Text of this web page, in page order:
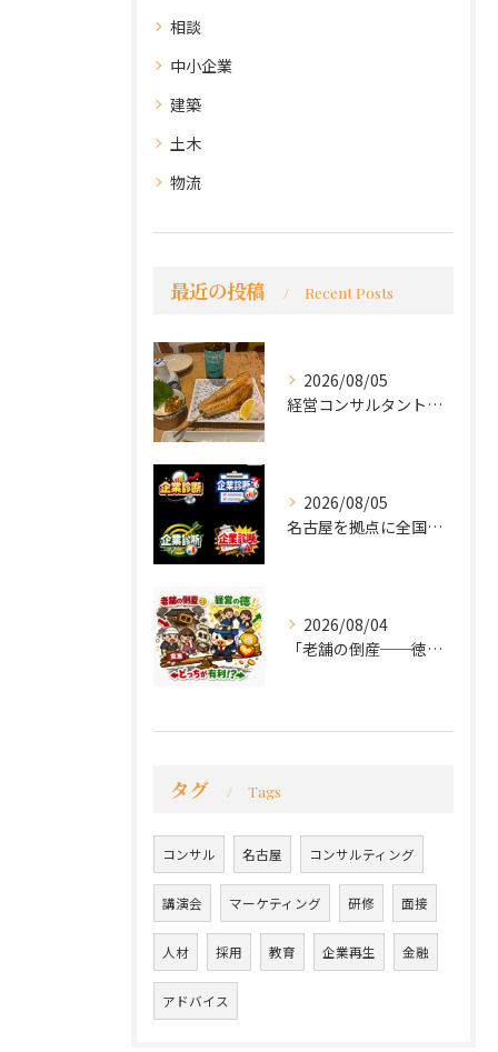
相談
中小企業
建築
土木
物流
最近の投稿 Recent Posts
2026/08/05
経営コンサルタントのモーちゃん・毛利京申です。
2026/08/05
名古屋を拠点に全国で活動する 経営コンサルタントの 毛利京申...
2026/08/04
「老舗の倒産──徳が会社を救うか、沈めるか」
タグ Tags
コンサル 名古屋 コンサルティング
講演会 マーケティング 研修 面接
人材 採用 教育 企業再生 金融
アドバイス